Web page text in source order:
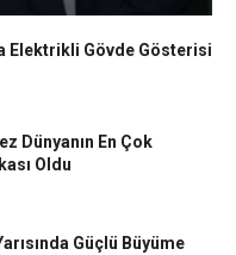
Elektrikli Gövde Gösterisi
Dünyanın En Çok
Oldu
Güçlü Büyüme